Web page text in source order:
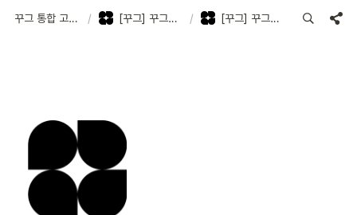
꾸그 통합 고객지원센터 / [꾸그] 꾸그머니 이용약관 / [꾸그] 꾸그머니 이용약관